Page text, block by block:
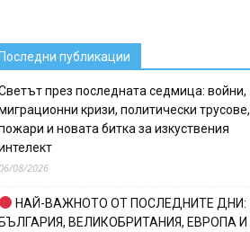
публикации
през последната седмица: войни,
кризи, политически трусове,
и новата битка за изкуствения
08/2026
НАЙ-ВАЖНОТО ОТ ПОСЛЕДНИТЕ ДНИ:
ВЕЛИКОБРИТАНИЯ, ЕВРОПА И